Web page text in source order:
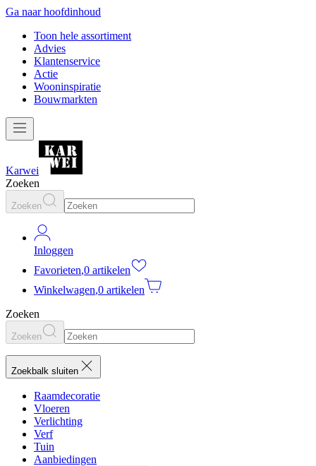
Ga naar hoofdinhoud
Toon hele assortiment
Advies
Klantenservice
Actie
Wooninspiratie
Bouwmarkten
Karwei
Zoeken
Zoeken
Inloggen
Favorieten,0 artikelen
Winkelwagen,0 artikelen
Zoeken
Zoeken
Zoekbalk sluiten
Raamdecoratie
Vloeren
Verlichting
Verf
Tuin
Aanbiedingen